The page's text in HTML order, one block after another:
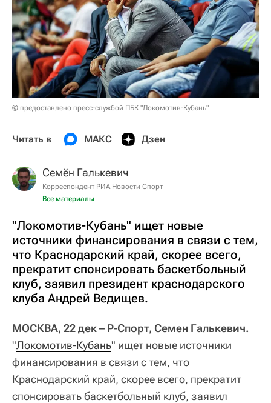
© предоставлено пресс-службой ПБК "Локомотив-Кубань"
Читать в МАКС Дзен
Семён Галькевич
Корреспондент РИА Новости Спорт
Все материалы
"Локомотив-Кубань" ищет новые
источники финансирования в связи с тем,
что Краснодарский край, скорее всего,
прекратит спонсировать баскетбольный
клуб, заявил президент краснодарского
клуба Андрей Ведищев.
МОСКВА, 22 дек – Р-Спорт, Семен Галькевич.
"Локомотив-Кубань" ищет новые источники
финансирования в связи с тем, что
Краснодарский край, скорее всего, прекратит
спонсировать баскетбольный клуб, заявил